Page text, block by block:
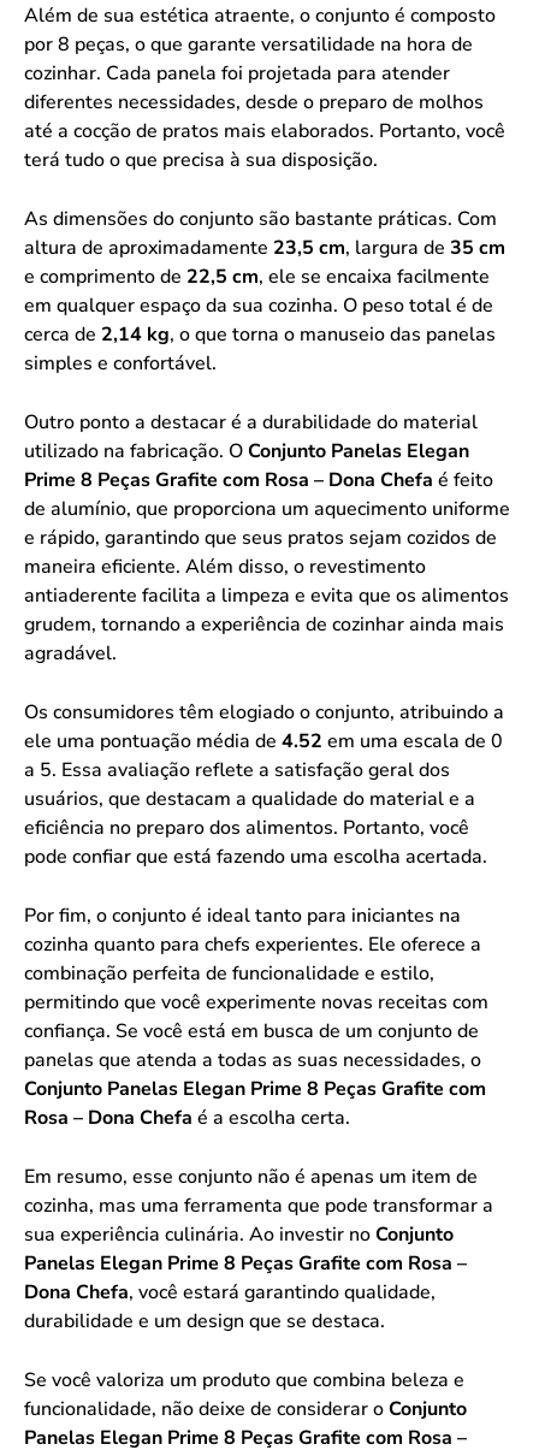
Além de sua estética atraente, o conjunto é composto
por 8 peças, o que garante versatilidade na hora de
cozinhar. Cada panela foi projetada para atender
diferentes necessidades, desde o preparo de molhos
até a cocção de pratos mais elaborados. Portanto, você
terá tudo o que precisa à sua disposição.
As dimensões do conjunto são bastante práticas. Com
altura de aproximadamente 23,5 cm, largura de 35 cm
e comprimento de 22,5 cm, ele se encaixa facilmente
em qualquer espaço da sua cozinha. O peso total é de
cerca de 2,14 kg, o que torna o manuseio das panelas
simples e confortável.
Outro ponto a destacar é a durabilidade do material
utilizado na fabricação. OConjunto Panelas Elegan
Prime 8 Peças Grafite com Rosa – Dona Chefa é feito
de alumínio, que proporciona um aquecimento uniforme
e rápido, garantindo que seus pratos sejam cozidos de
maneira eficiente. Além disso, o revestimento
antiaderente facilita a limpeza e evita que os alimentos
grudem, tornando a experiência de cozinhar ainda mais
agradável.
Os consumidores têm elogiado o conjunto, atribuindo a
ele uma pontuação média de 4.52 em uma escala de 0
a 5. Essa avaliação reflete a satisfação geral dos
usuários, que destacam a qualidade do material e a
eficiência no preparo dos alimentos. Portanto, você
pode confiar que está fazendo uma escolha acertada.
Por fim, o conjunto é ideal tanto para iniciantes na
cozinha quanto para chefs experientes. Ele oferece a
combinação perfeita de funcionalidade e estilo,
permitindo que você experimente novas receitas com
confiança. Se você está em busca de um conjunto de
panelas que atenda a todas as suas necessidades, o
Conjunto Panelas Elegan Prime 8 Peças Grafite com
Rosa – Dona Chefa é a escolha certa.
Em resumo, esse conjunto não é apenas um item de
cozinha, mas uma ferramenta que pode transformar a
sua experiência culinária. Ao investir noConjunto
Panelas Elegan Prime 8 Peças Grafite com Rosa –
Dona Chefa, você estará garantindo qualidade,
durabilidade e um design que se destaca.
Se você valoriza um produto que combina beleza e
funcionalidade, não deixe de considerar oConjunto
Panelas Elegan Prime 8 Peças Grafite com Rosa –